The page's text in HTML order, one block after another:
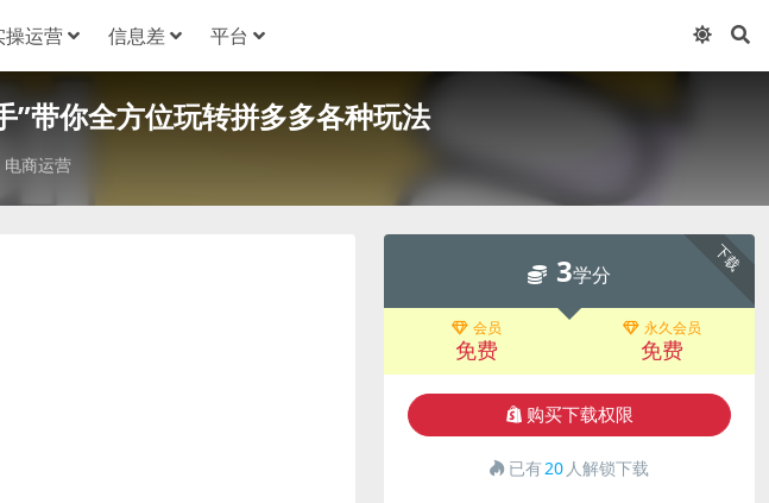
操运营 信息差 平台
”带你全方位玩转拼多多各种玩法
电商运营
下载
3学分
会员
免费
永久会员
免费
购买下载权限
已有20 人解锁下载